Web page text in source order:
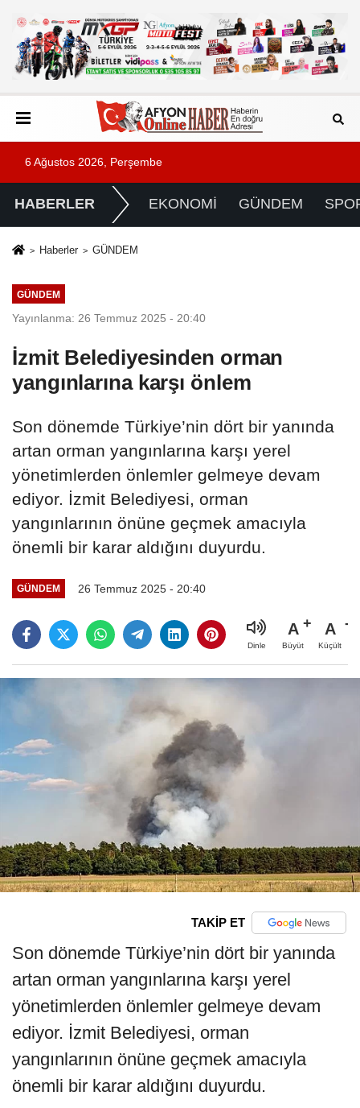
6 Ağustos 2026, Perşembe
HABERLER EKONOMİ GÜNDEM
Haberler GÜNDEM
GÜNDEM
Yayınlanma: 26 Temmuz 2025 - 20:40
İzmit Belediyesinden orman
yangınlarına karşı önlem
Son dönemde Türkiye’nin dört bir yanında
artan orman yangınlarına karşı yerel
yönetimlerden önlemler gelmeye devam
ediyor. İzmit Belediyesi, orman
yangınlarının önüne geçmek amacıyla
önemli bir karar aldığını duyurdu.
GÜNDEM 26 Temmuz 2025 - 20:40
Dinle
A
Büyüt
A
Küçült
TAKİP ET
Son dönemde Türkiye’nin dört bir yanında
artan orman yangınlarına karşı yerel
yönetimlerden önlemler gelmeye devam
ediyor. İzmit Belediyesi, orman
yangınlarının önüne geçmek amacıyla
önemli bir karar aldığını duyurdu.